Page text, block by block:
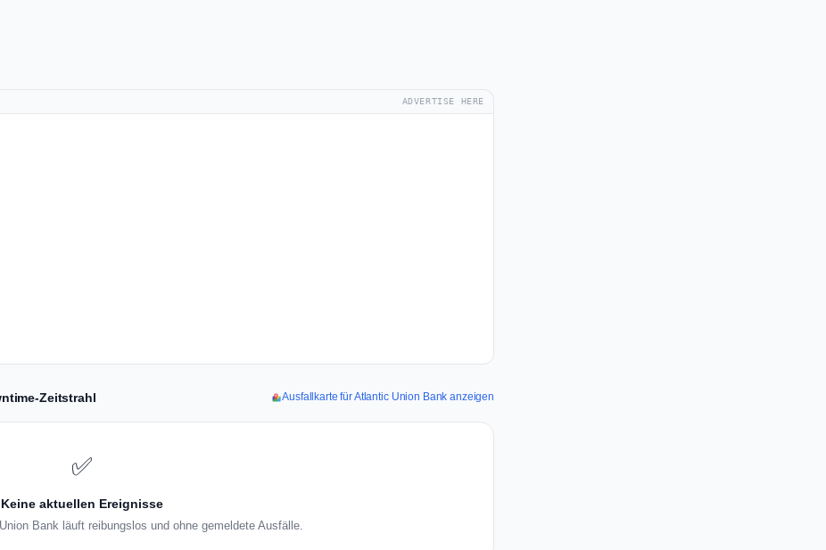
ADVERTISE HERE
Zeitstrahl Ausfallkarte für Atlantic Union Bank anzeigen
✅
Keine aktuellen Ereignisse
Bank läuft reibungslos und ohne gemeldete Ausfälle.